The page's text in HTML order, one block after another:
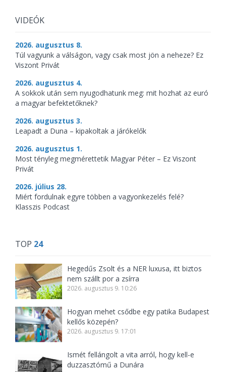
VIDEÓK
2026. augusztus 8.
Túl vagyunk a válságon, vagy csak most jön a neheze? Ez
Viszont Privát
2026. augusztus 4.
A sokkok után sem nyugodhatunk meg: mit hozhat az euró
a magyar befektetőknek?
2026. augusztus 3.
Leapadt a Duna – kipakoltak a járókelők
2026. augusztus 1.
Most tényleg megmérettetik Magyar Péter – Ez Viszont
Privát
2026. július 28.
Miért fordulnak egyre többen a vagyonkezelés felé?
Klasszis Podcast
TOP 24
Hegedűs Zsolt és a NER luxusa, itt biztos
nem szállt por a zsírra
2026. augusztus 9. 10:26
Hogyan mehet csődbe egy patika Budapest
kellős közepén?
2026. augusztus 9. 17:01
Ismét fellángolt a vita arról, hogy kell-e
duzzasztómű a Dunára